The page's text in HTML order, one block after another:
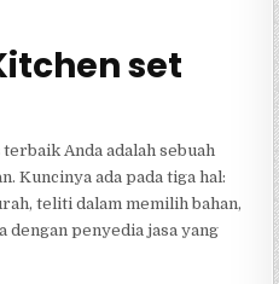
set
terbaik Anda adalah sebuah
Kuncinya ada pada tiga hal:
teliti dalam memilih bahan,
dengan penyedia jasa yang